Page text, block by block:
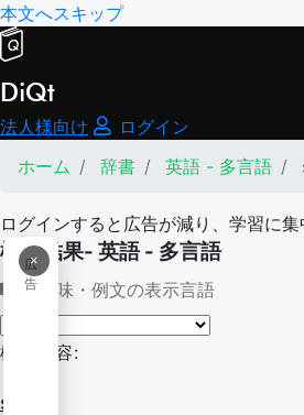
本文へスキップ
DiQt
法人様向け
ログイン
ホーム
辞書 英語 - 多言語
ログインすると広告が減り、学習に集
×
広
告
検索結果- 英語 - 多言語
意味・例文の表示言語
検索内容:
story;